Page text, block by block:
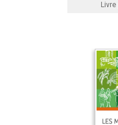
Livre